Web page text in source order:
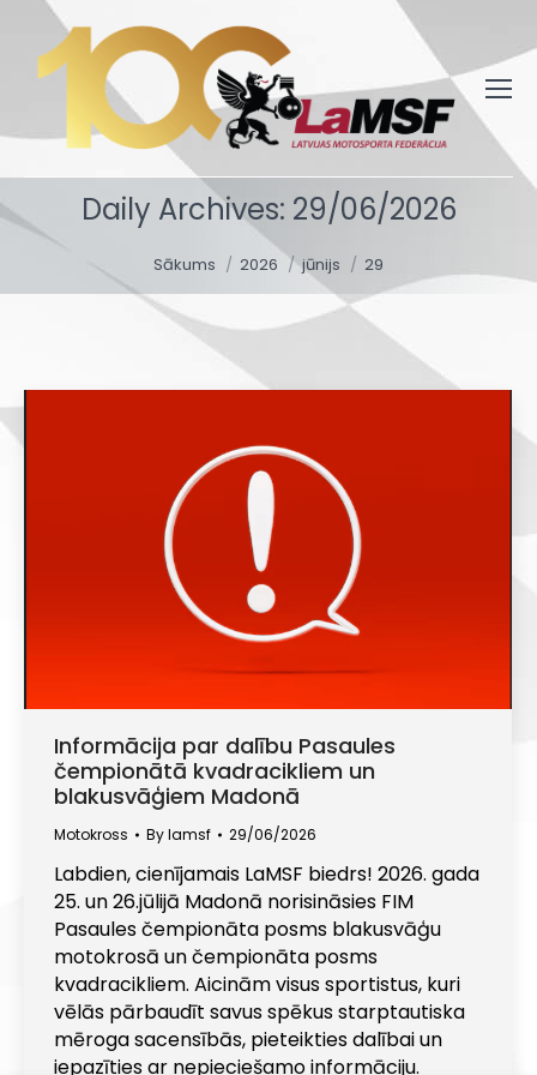
Daily Archives: 29/06/2026
You are here:
Sākums 2026 jūnijs 29
Informācija par dalību Pasaules
čempionātā kvadracikliem un
blakusvāģiem Madonā
Motokross Bylamsf 29/06/2026
Labdien, cienījamais LaMSF biedrs! 2026. gada
25. un 26.jūlijā Madonā norisināsies FIM
Pasaules čempionāta posms blakusvāģu
motokrosā un čempionāta posms
kvadracikliem. Aicinām visus sportistus, kuri
vēlās pārbaudīt savus spēkus starptautiska
mēroga sacensībās, pieteikties dalībai un
iepazīties ar nepieciešamo informāciju.